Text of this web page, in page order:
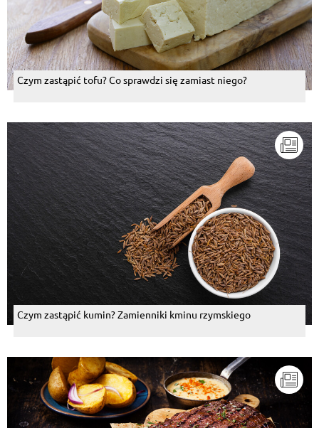
Czym zastąpić tofu? Co sprawdzi się zamiast niego?
Czym zastąpić kumin? Zamienniki kminu rzymskiego